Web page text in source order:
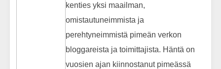
kenties yksi maailman,
omistautuneimmista ja
perehtyneimmistä pimeän verkon
bloggareista ja toimittajista. Häntä on
vuosien ajan kiinnostanut pimeässä